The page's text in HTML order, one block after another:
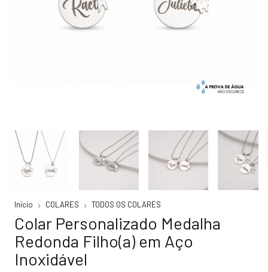
Início COLARES TODOS OS COLARES
Colar Personalizado Medalha
Redonda Filho(a) em Aço
Inoxidável